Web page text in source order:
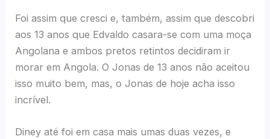
Foi assim que cresci e, também, assim que descobri
aos 13 anos que Edvaldo casara-se com uma moça
Angolana e ambos pretos retintos decidiram ir
morar em Angola. O Jonas de 13 anos não aceitou
isso muito bem, mas, o Jonas de hoje acha isso
incrível.
Diney até foi em casa mais umas duas vezes, e